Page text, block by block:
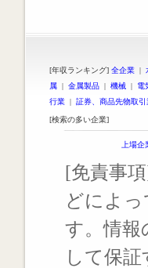
[年収ランキング] 全企業 |
属 | 金属製品 | 機械 | 電
行業 | 証券、商品先物取引
[検索の多い企業]
上場
[免責事
どによ
す。情報
して保